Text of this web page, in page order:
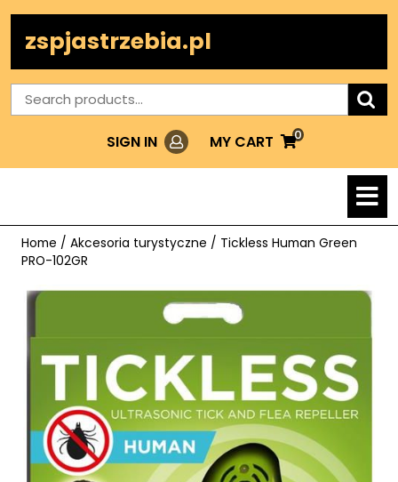
contentzspjastrzebia.pl
Search
for:
SIGN IN LoginMY CART
MY
0
Home / Akcesoria turystyczne / Tickless Human Green
PRO-102GR